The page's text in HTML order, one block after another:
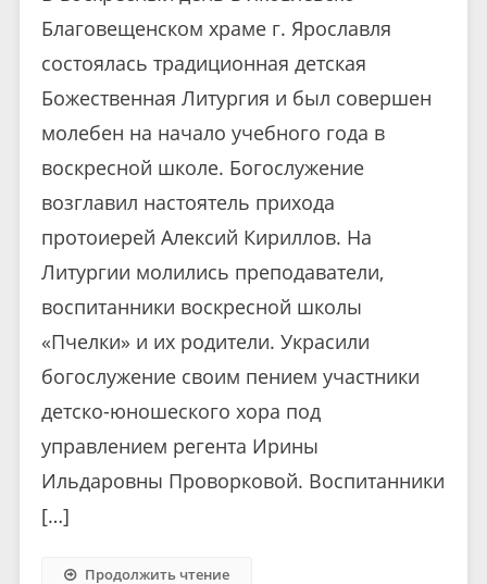
Благовещенском храме г. Ярославля
состоялась традиционная детская
Божественная Литургия и был совершен
молебен на начало учебного года в
воскресной школе. Богослужение
возглавил настоятель прихода
протоиерей Алексий Кириллов. На
Литургии молились преподаватели,
воспитанники воскресной школы
«Пчелки» и их родители. Украсили
богослужение своим пением участники
детско-юношеского хора под
управлением регента Ирины
Ильдаровны Проворковой. Воспитанники
[…]
Продолжить чтение